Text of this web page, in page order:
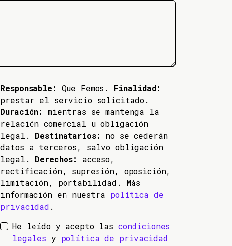
Responsable: Que Femos. Finalidad:
prestar el servicio solicitado.
Duración:
mientras se mantenga la
relación comercial u obligación
legal. Destinatarios:
no se cederán
datos a terceros, salvo obligación
legal. Derechos:
acceso,
rectificación, supresión, oposición,
limitación, portabilidad. Más
información en nuestra política de
privacidad .
He leído y acepto las condiciones
legales y política de privacidad